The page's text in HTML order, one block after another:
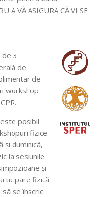
A VĂ ASIGURA CĂ VI SE
de 3
de
de
workshop
posibil
fizice
și duminică,
la sesiunile
și
fizică
se înscrie